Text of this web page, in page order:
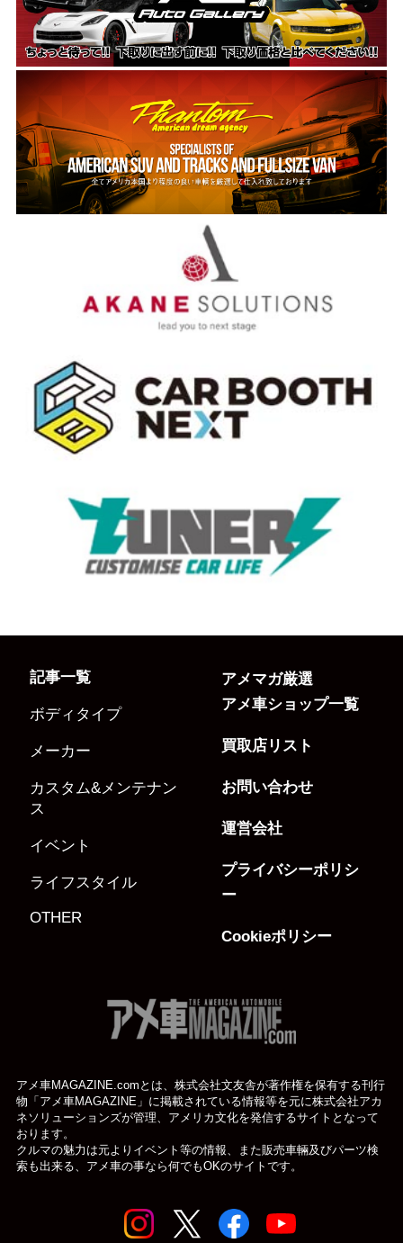
記事一覧
ボディタイプ
メーカー
カスタム&メンテナン
ス
イベント
ライフスタイル
OTHER
アメマガ厳選
アメ車ショップ一覧
買取店リスト
お問い合わせ
運営会社
プライバシーポリシ
ー
Cookieポリシー
アメ車MAGAZINE.comとは、株式会社文友舎が著作権を保有する刊行
物「アメ車MAGAZINE」に掲載されている情報等を元に株式会社アカ
ネソリューションズが管理、アメリカ文化を発信するサイトとなって
おります。
クルマの魅力は元よりイベント等の情報、また販売車輛及びパーツ検
索も出来る、アメ車の事なら何でもOKのサイトです。